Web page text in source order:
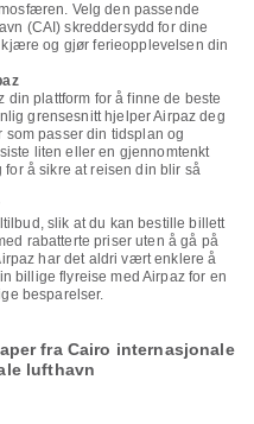
Velg den passende
(CAI) skreddersydd for dine
og gjør ferieopplevelsen din
din plattform for å finne de beste
grensesnitt hjelper Airpaz deg
passer din tidsplan og
liten eller en gjennomtenkt
for å sikre at reisen din blir så
slik at du kan bestille billett
rabatterte priser uten å gå på
har det aldri vært enklere å
billige flyreise med Airpaz for en
besparelser.
fra Cairo internasjonale
lufthavn